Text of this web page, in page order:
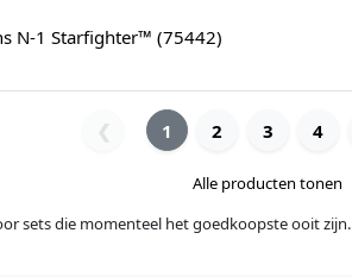
N-1 Starfighter™ (75442)
❮ 1 2 3 4
Alle producten tonen
sets die momenteel het goedkoopste ooit zijn.